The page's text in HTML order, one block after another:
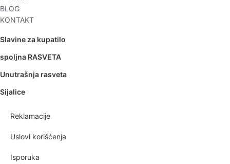
BLOG
KONTAKT
Slavine za kupatilo
spoljna RASVETA
Unutrašnja rasveta
Sijalice
Reklamacije
Uslovi korišćenja
Isporuka